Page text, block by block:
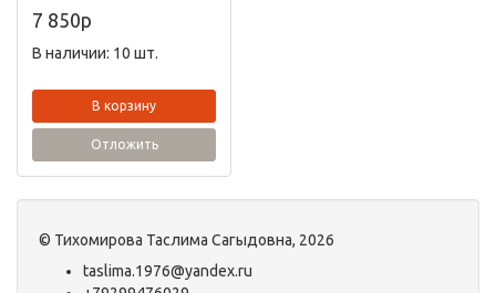
7 850p
В наличии: 10 шт.
В корзину
Отложить
© Тихомирова Таслима Сагыдовна, 2026
taslima.1976@yandex.ru